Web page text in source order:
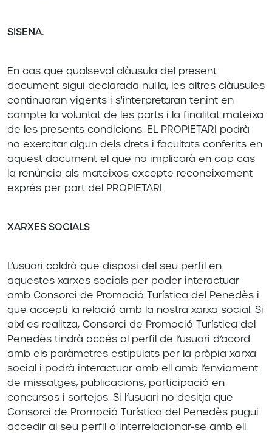
SISENA.
En cas que qualsevol clàusula del present
document sigui declarada nul·la, les altres clàusules
continuaran vigents i s'interpretaran tenint en
compte la voluntat de les parts i la finalitat mateixa
de les presents condicions. EL PROPIETARI podrà
no exercitar algun dels drets i facultats conferits en
aquest document el que no implicarà en cap cas
la renúncia als mateixos excepte reconeixement
exprés per part del PROPIETARI.
XARXES SOCIALS
L’usuari caldrà que disposi del seu perfil en
aquestes xarxes socials per poder interactuar
amb Consorci de Promoció Turística del Penedès i
que accepti la relació amb la nostra xarxa social. Si
així es realitza, Consorci de Promoció Turística del
Penedès tindrà accés al perfil de l’usuari d’acord
amb els paràmetres estipulats per la pròpia xarxa
social i podrà interactuar amb ell amb l’enviament
de missatges, publicacions, participació en
concursos i sortejos. Si l’usuari no desitja que
Consorci de Promoció Turística del Penedès pugui
accedir al seu perfil o interrelacionar-se amb ell